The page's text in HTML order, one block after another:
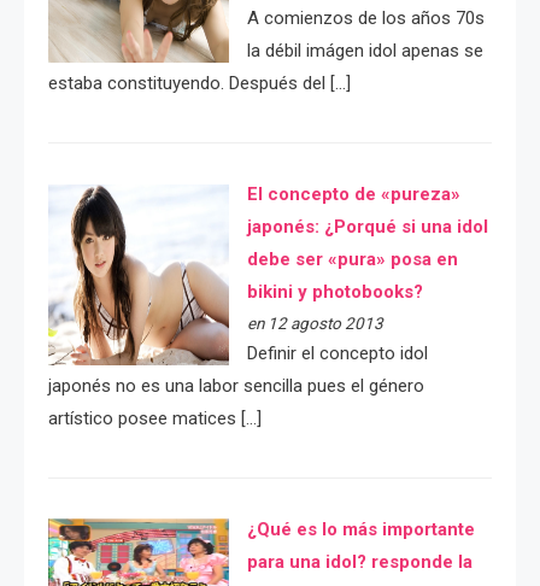
A comienzos de los años 70s
la débil imágen idol apenas se
estaba constituyendo. Después del […]
El concepto de «pureza»
japonés: ¿Porqué si una idol
debe ser «pura» posa en
bikini y photobooks?
en 12 agosto 2013
Definir el concepto idol
japonés no es una labor sencilla pues el género
artístico posee matices […]
¿Qué es lo más importante
para una idol? responde la